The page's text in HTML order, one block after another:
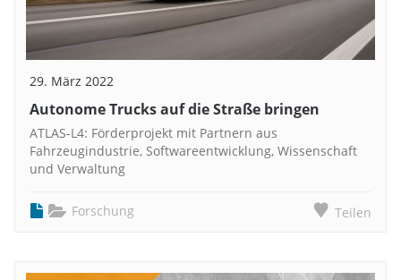
29. März 2022
Autonome Trucks auf die Straße bringen
ATLAS-L4: Förderprojekt mit Partnern aus
Fahrzeugindustrie, Softwareentwicklung, Wissenschaft
und Verwaltung
Forschung Teilen